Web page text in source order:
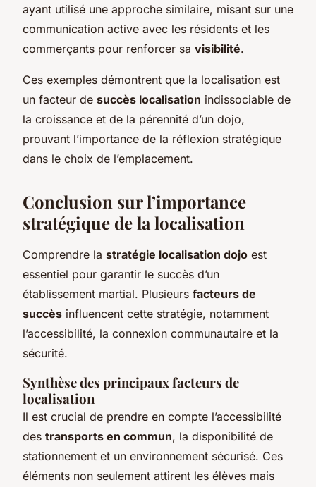
ayant utilisé une approche similaire, misant sur une
communication active avec les résidents et les
commerçants pour renforcer sa visibilité.
Ces exemples démontrent que la localisation est
un facteur de succès localisation indissociable de
la croissance et de la pérennité d’un dojo,
prouvant l’importance de la réflexion stratégique
dans le choix de l’emplacement.
Conclusion sur l’importance
stratégique de la localisation
Comprendre la stratégie localisation dojo est
essentiel pour garantir le succès d’un
établissement martial. Plusieurs facteurs de
succès influencent cette stratégie, notamment
l’accessibilité, la connexion communautaire et la
sécurité.
Synthèse des principaux facteurs de
localisation
Il est crucial de prendre en compte l’accessibilité
des transports en commun, la disponibilité de
stationnement et un environnement sécurisé. Ces
éléments non seulement attirent les élèves mais